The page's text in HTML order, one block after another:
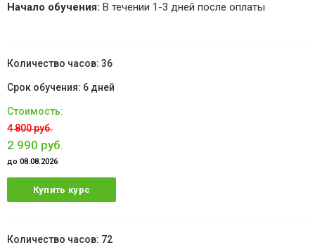
Начало обучения: В течении 1-3 дней после оплаты
36
6 дней
4 800 руб.
2 990 руб.
до 08.08.2026
Купить курс
72